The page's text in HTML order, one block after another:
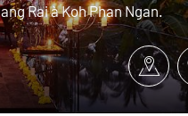
Rai à Koh Phan Ngan.